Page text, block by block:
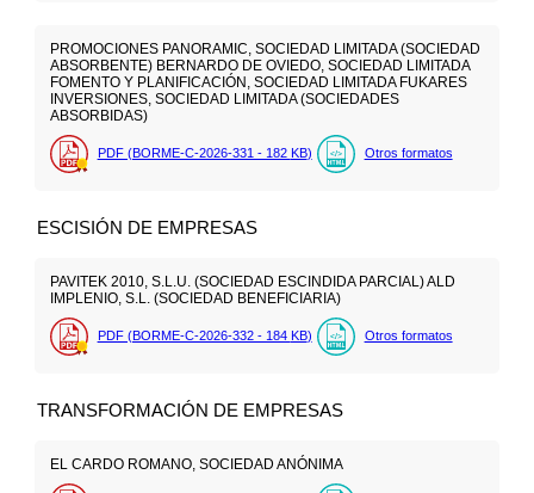
PROMOCIONES PANORAMIC, SOCIEDAD LIMITADA (SOCIEDAD
ABSORBENTE) BERNARDO DE OVIEDO, SOCIEDAD LIMITADA
FOMENTO Y PLANIFICACIÓN, SOCIEDAD LIMITADA FUKARES
INVERSIONES, SOCIEDAD LIMITADA (SOCIEDADES
ABSORBIDAS)
PDF (BORME-C-2026-331 - 182 KB) Otros formatos
ESCISIÓN DE EMPRESAS
PAVITEK 2010, S.L.U. (SOCIEDAD ESCINDIDA PARCIAL) ALD
IMPLENIO, S.L. (SOCIEDAD BENEFICIARIA)
PDF (BORME-C-2026-332 - 184 KB) Otros formatos
TRANSFORMACIÓN DE EMPRESAS
EL CARDO ROMANO, SOCIEDAD ANÓNIMA